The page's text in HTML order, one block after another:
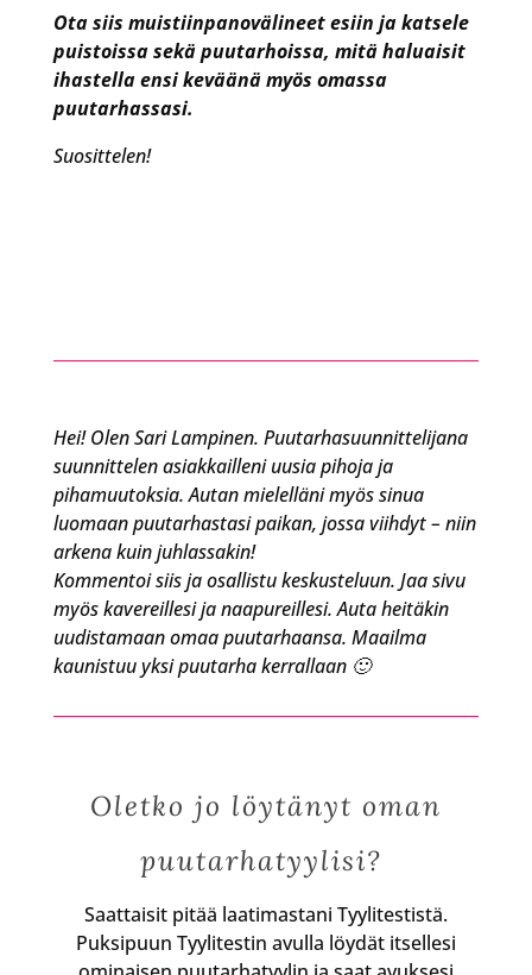
Ota siis muistiinpanovälineet esiin ja katsele
puistoissa sekä puutarhoissa, mitä haluaisit
ihastella ensi keväänä myös omassa
puutarhassasi.
Suosittelen!
Hei! Olen Sari Lampinen. Puutarhasuunnittelijana
suunnittelen asiakkailleni uusia pihoja ja
pihamuutoksia. Autan mielelläni myös sinua
luomaan puutarhastasi paikan, jossa viihdyt – niin
arkena kuin juhlassakin!
Kommentoi siis ja osallistu keskusteluun. Jaa sivu
myös kavereillesi ja naapureillesi. Auta heitäkin
uudistamaan omaa puutarhaansa. Maailma
kaunistuu yksi puutarha kerrallaan 🙂
Oletko jo löytänyt oman
puutarhatyylisi?
Saattaisit pitää laatimastani Tyylitestistä.
Puksipuun Tyylitestin avulla löydät itsellesi